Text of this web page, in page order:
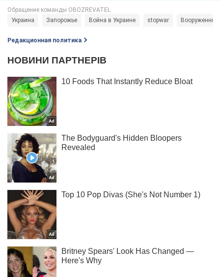
Украина Запорожье Война в Украине stopwar
Редакционная политика